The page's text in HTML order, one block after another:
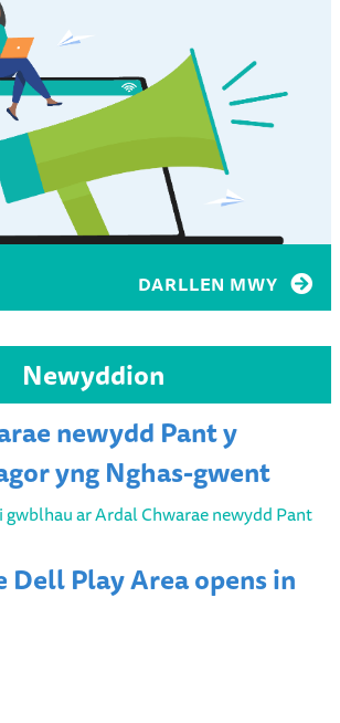
DARLLEN MWY
Newyddion
newydd Pant y
yng Nghas-gwent
gwblhau ar Ardal Chwarae newydd Pant
Dell Play Area opens in